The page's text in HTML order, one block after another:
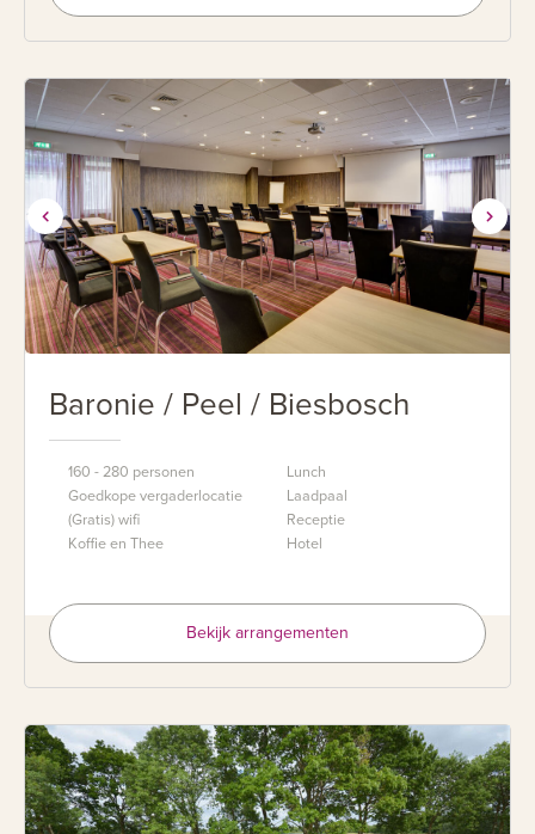
Baronie / Peel / Biesbosch
160 - 280 personen
Goedkope vergaderlocatie
(Gratis) wifi
Koffie en Thee
Lunch
Laadpaal
Receptie
Hotel
Bekijk arrangementen